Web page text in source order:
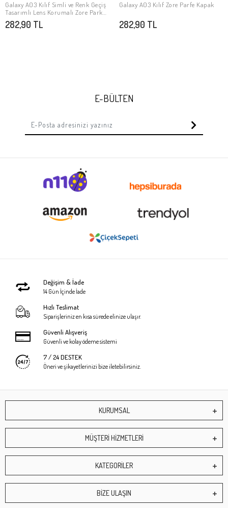
Stokta Yok
Galaxy A03 Kılıf Simli ve Renk Geçiş
Tasarımlı Lens Korumalı Zore Park
Kapak
282,90 TL
Stokta Yok
Galaxy A03 Kılıf Zore Parfe Kapak
282,90 TL
E-BÜLTEN
Değişim & İade
14 Gün İçinde İade
Hızlı Teslimat
Siparişleriniz en kısa sürede elinize ulaşır.
Güvenli Alışveriş
Güvenli ve kolay ödeme sistemi
7 / 24 DESTEK
Öneri ve şikayetlerinizi bize iletebilirsiniz.
KURUMSAL
MÜŞTERİ HİZMETLERİ
KATEGORİLER
BİZE ULAŞIN